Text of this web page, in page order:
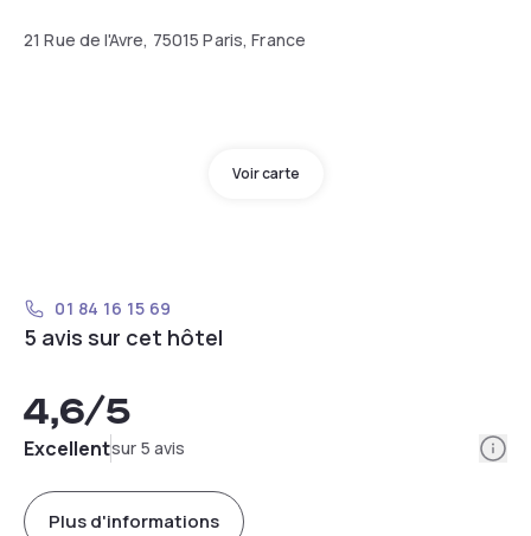
21 Rue de l'Avre, 75015 Paris, France
Voir carte
01 84 16 15 69
5 avis sur cet hôtel
4,6/5
Excellentsur 5 avis
Plus d'informations